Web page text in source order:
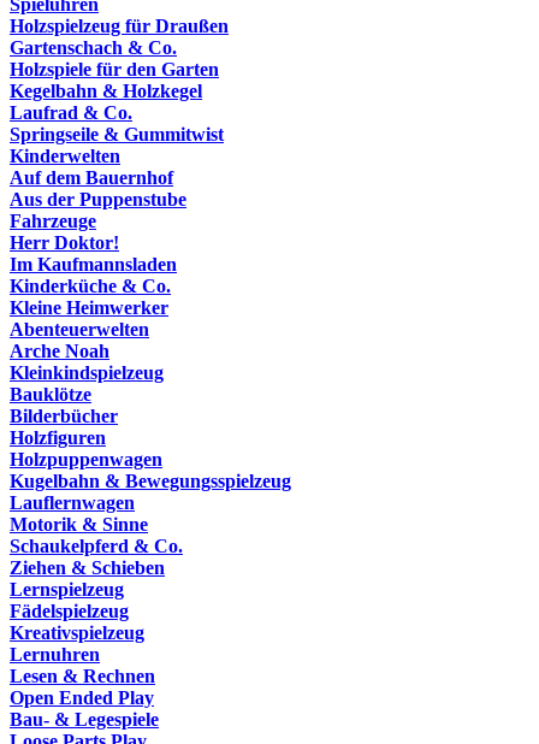
Spieluhren
Holzspielzeug für Draußen
Gartenschach & Co.
Holzspiele für den Garten
Kegelbahn & Holzkegel
Laufrad & Co.
Springseile & Gummitwist
Kinderwelten
Auf dem Bauernhof
Aus der Puppenstube
Fahrzeuge
Herr Doktor!
Im Kaufmannsladen
Kinderküche & Co.
Kleine Heimwerker
Abenteuerwelten
Arche Noah
Kleinkindspielzeug
Bauklötze
Bilderbücher
Holzfiguren
Holzpuppenwagen
Kugelbahn & Bewegungsspielzeug
Lauflernwagen
Motorik & Sinne
Schaukelpferd & Co.
Ziehen & Schieben
Lernspielzeug
Fädelspielzeug
Kreativspielzeug
Lernuhren
Lesen & Rechnen
Open Ended Play
Bau- & Legespiele